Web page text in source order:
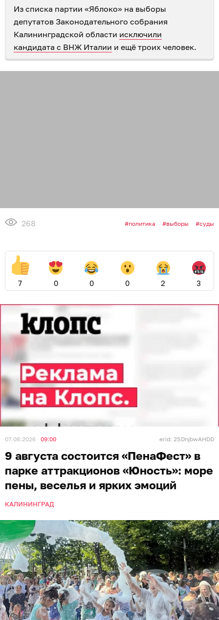
Из списка партии «Яблоко» на выборы
депутатов Законодательного собрания
Калининградской области исключили
кандидата с ВНЖ Италии и ещё троих человек.
268 политика выборы суды
7 0 0 0 2 3
07.08.2026 09:00 erid: 2SDnjbwAHDD
9 августа состоится «ПенаФест» в
парке аттракционов «Юность»: море
пены, веселья и ярких эмоций
КАЛИНИНГРАД